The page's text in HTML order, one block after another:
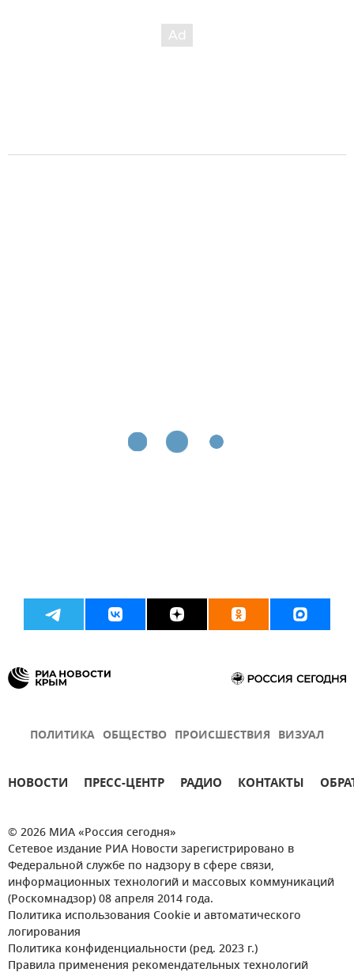
ПОЛИТИКА ОБЩЕСТВО ПРОИСШЕСТВИЯ ВИЗУАЛ
НОВОСТИ ПРЕСС-ЦЕНТР РАДИО КОНТАКТЫ
© 2026 МИА «Россия сегодня»
Сетевое издание РИА Новости зарегистрировано в
Федеральной службе по надзору в сфере связи,
информационных технологий и массовых коммуникаций
(Роскомнадзор) 08 апреля 2014 года.
Политика использования Cookie и автоматического
логирования
Политика конфиденциальности (ред. 2023 г.)
Правила применения рекомендательных технологий